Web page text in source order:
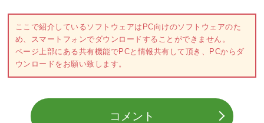
ここで紹介しているソフトウェアはPC向けのソフトウェアのた
め、スマートフォンでダウンロードすることができません。
ページ上部にある共有機能でPCと情報共有して頂き、PCからダ
ウンロードをお願い致します。
コメント